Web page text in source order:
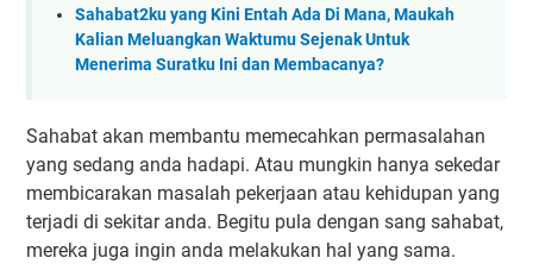
Sahabat2ku yang Kini Entah Ada Di Mana, Maukah
Kalian Meluangkan Waktumu Sejenak Untuk
Menerima Suratku Ini dan Membacanya?
Sahabat akan membantu memecahkan permasalahan
yang sedang anda hadapi. Atau mungkin hanya sekedar
membicarakan masalah pekerjaan atau kehidupan yang
terjadi di sekitar anda. Begitu pula dengan sang sahabat,
mereka juga ingin anda melakukan hal yang sama.